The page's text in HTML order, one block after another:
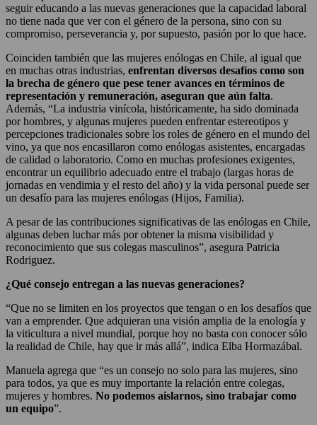
seguir educando a las nuevas generaciones que la capacidad laboral
no tiene nada que ver con el género de la persona, sino con su
compromiso, perseverancia y, por supuesto, pasión por lo que hace.
Coinciden también que las mujeres enólogas en Chile, al igual que
en muchas otras industrias, enfrentan diversos desafíos como son
la brecha de género que pese tener avances en términos de
representación y remuneración, aseguran que aún falta.
Además, “La industria vinícola, históricamente, ha sido dominada
por hombres, y algunas mujeres pueden enfrentar estereotipos y
percepciones tradicionales sobre los roles de género en el mundo del
vino, ya que nos encasillaron como enólogas asistentes, encargadas
de calidad o laboratorio. Como en muchas profesiones exigentes,
encontrar un equilibrio adecuado entre el trabajo (largas horas de
jornadas en vendimia y el resto del año) y la vida personal puede ser
un desafío para las mujeres enólogas (Hijos, Familia).
A pesar de las contribuciones significativas de las enólogas en Chile,
algunas deben luchar más por obtener la misma visibilidad y
reconocimiento que sus colegas masculinos”, asegura Patricia
Rodriguez.
¿Qué consejo entregan a las nuevas generaciones?
“Que no se limiten en los proyectos que tengan o en los desafíos que
van a emprender. Que adquieran una visión amplia de la enología y
la viticultura a nivel mundial, porque hoy no basta con conocer sólo
la realidad de Chile, hay que ir más allá”, indica Elba Hormazábal.
Manuela agrega que “es un consejo no solo para las mujeres, sino
para todos, ya que es muy importante la relación entre colegas,
mujeres y hombres. No podemos aislarnos, sino trabajar como
un equipo”.